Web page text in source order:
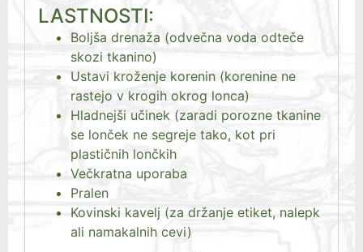
LASTNOSTI:
Boljša drenaža (odvečna voda odteče
skozi tkanino)
Ustavi kroženje korenin (korenine ne
rastejo v krogih okrog lonca)
Hladnejši učinek (zaradi porozne tkanine
se lonček ne segreje tako, kot pri
plastičnih lončkih
Večkratna uporaba
Pralen
Kovinski kavelj (za držanje etiket, nalepk
ali namakalnih cevi)